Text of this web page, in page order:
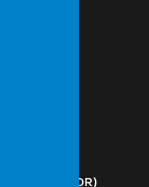
(MDR)